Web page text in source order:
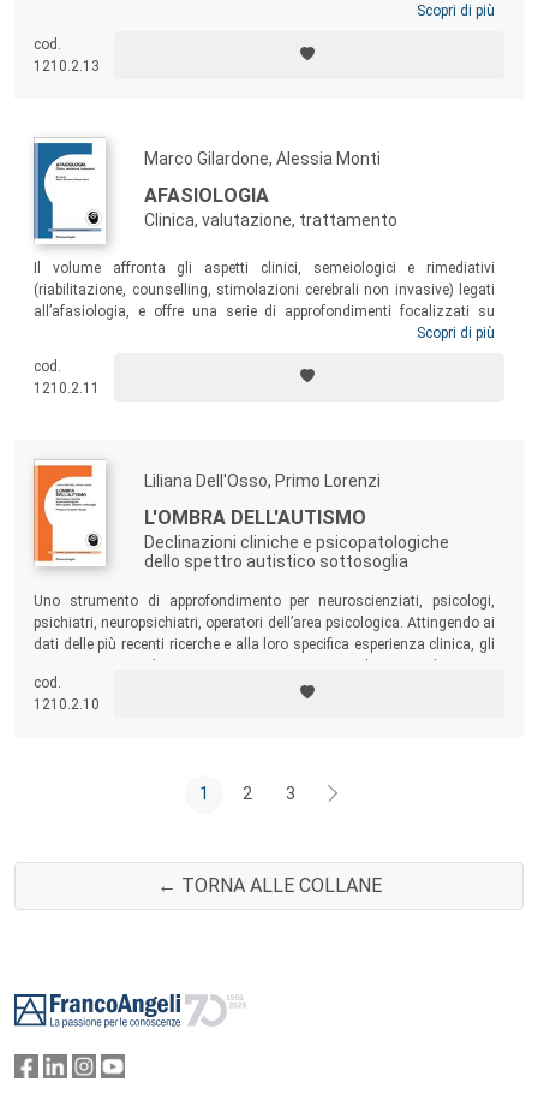
pratico, formativo per gli studenti e per quanti stanno acquisendo il
psicologi, educatori, personale sanitario, assistenti sociali, genitori –
sono interessati a conoscere l’ABA e i suoi risvolti applicativi.
Scopri di più
cod.
1210.2.13
Marco Gilardone, Alessia Monti
AFASIOLOGIA
Clinica, valutazione, trattamento
Il volume affronta gli aspetti clinici, semeiologici e rimediativi
(riabilitazione, counselling, stimolazioni cerebrali non invasive) legati
all’afasiologia, e offre una serie di approfondimenti focalizzati su
aspetti peculiari ma non meno importanti dell’universo afasiologico,
bilinguismo, alla awake surgery per i gliomi cerebrali, all’afasia
primaria progressiva, ai motor speech disorders, alla ricerca scientifica
Scopri di più
cod.
1210.2.11
Liliana Dell'Osso, Primo Lorenzi
L'OMBRA DELL'AUTISMO
Declinazioni cliniche e psicopatologiche
dello spettro autistico sottosoglia
Uno strumento di approfondimento per neuroscienziati, psicologi,
psichiatri, neuropsichiatri, operatori dell’area psicologica. Attingendo ai
dati delle più recenti ricerche e alla loro specifica esperienza clinica, gli
dell’iceberg delle sindromi autistiche infantili e quali aspetti fenotipici
può assumere l’autismo sottosoglia.
cod.
1210.2.10
1 2 3
← TORNA ALLE COLLANE